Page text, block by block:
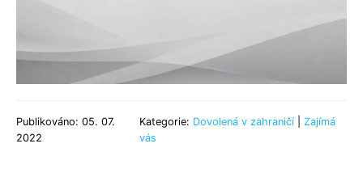
Publikováno: 05. 07.
2022
Kategorie: Dovolená v zahraničí| Zajímá
vás